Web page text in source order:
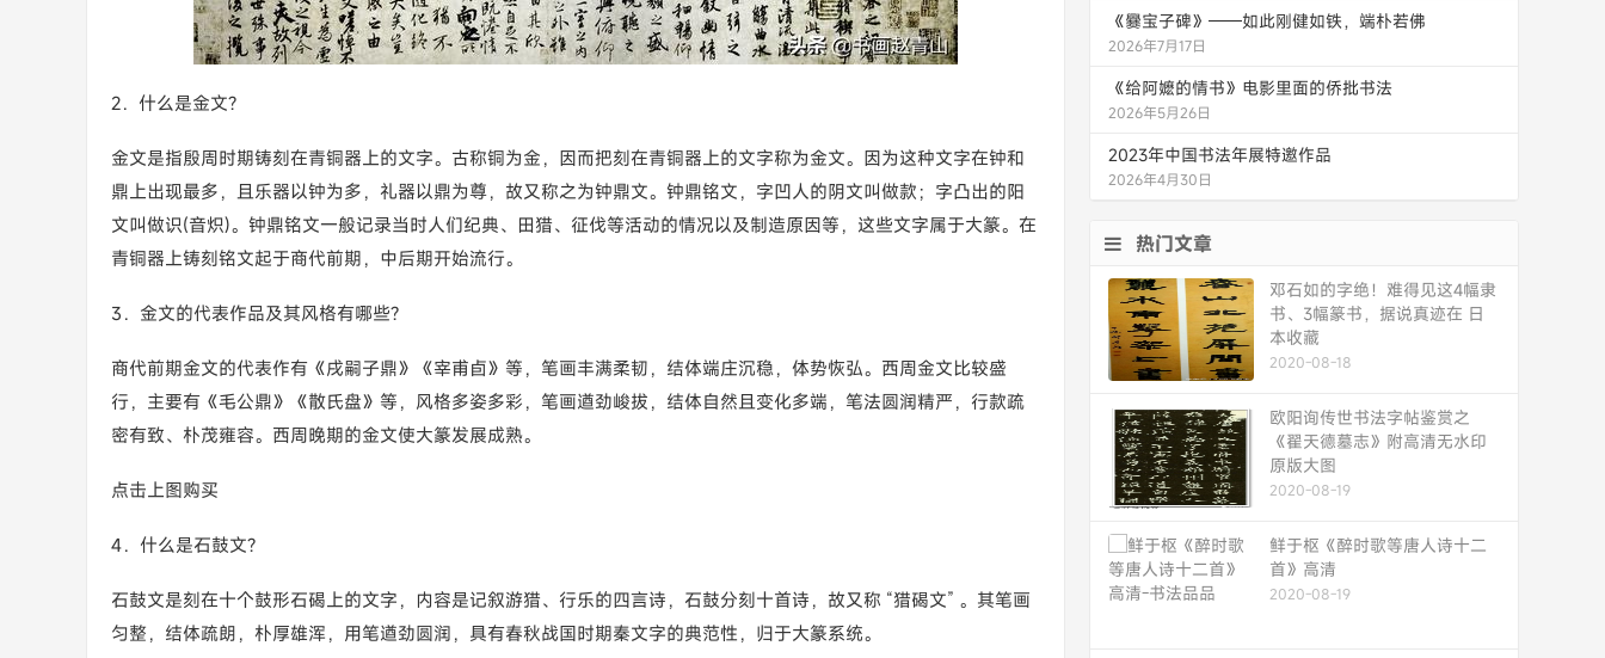
2．什么是金文?
金文是指殷周时期铸刻在青铜器上的文字。古称铜为金，因而把刻在青铜器上的文字称为金文。因为这种文字在钟和
鼎上出现最多，且乐器以钟为多，礼器以鼎为尊，故又称之为钟鼎文。钟鼎铭文，字凹人的阴文叫做款；字凸出的阳
文叫做识(音炽)。钟鼎铭文一般记录当时人们纪典、田猎、征伐等活动的情况以及制造原因等，这些文字属于大篆。在
青铜器上铸刻铭文起于商代前期，中后期开始流行。
3．金文的代表作品及其风格有哪些?
商代前期金文的代表作有《戌嗣子鼎》《宰甫卣》等，笔画丰满柔韧，结体端庄沉稳，体势恢弘。西周金文比较盛
行，主要有《毛公鼎》《散氏盘》等，风格多姿多彩，笔画遒劲峻拔，结体自然且变化多端，笔法圆润精严，行款疏
密有致、朴茂雍容。西周晚期的金文使大篆发展成熟。
点击上图购买
4．什么是石鼓文?
石鼓文是刻在十个鼓形石碣上的文字，内容是记叙游猎、行乐的四言诗，石鼓分刻十首诗，故又称 “猎碣文” 。其笔画
匀整，结体疏朗，朴厚雄浑，用笔遒劲圆润，具有春秋战国时期秦文字的典范性，归于大篆系统。
《爨宝子碑》——如此刚健如铁，端朴若佛
2026年7月17日
《给阿嬷的情书》电影里面的侨批书法
2026年5月26日
2023年中国书法年展特邀作品
2026年4月30日
热门文章
邓石如的字绝！难得见这4幅隶
书、3幅篆书，据说真迹在 日
本收藏
2020-08-18
欧阳询传世书法字帖鉴赏之
《翟天德墓志》附高清无水印
原版大图
2020-08-19
鲜于枢《醉时歌等唐人诗十二
首》高清
2020-08-19